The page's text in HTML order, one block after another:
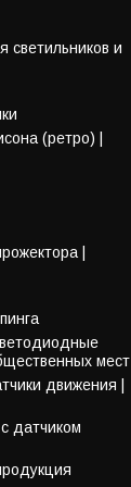
и
(ретро) |
|
мест
движения |
датчиком